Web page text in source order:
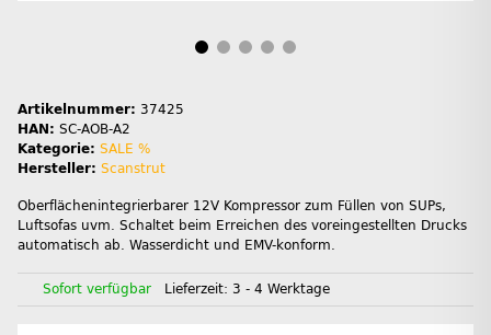
Artikelnummer: 37425
HAN: SC-AOB-A2
Kategorie: SALE %
Hersteller: Scanstrut
Oberflächenintegrierbarer 12V Kompressor zum Füllen von SUPs,
Luftsofas uvm. Schaltet beim Erreichen des voreingestellten Drucks
automatisch ab. Wasserdicht und EMV-konform.
Sofort verfügbar Lieferzeit: 3 - 4 Werktage